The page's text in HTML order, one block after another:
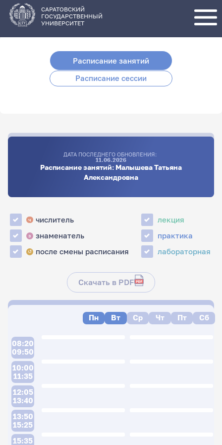
основному
содержанию
САРАТОВСКИЙ
ГОСУДАРСТВЕННЫЙ
УНИВЕРСИТЕТ
Расписание занятий
Расписание сессии
ДАТА ПОСЛЕДНЕГО ОБНОВЛЕНИЯ:
11.06.2026
Расписание занятий: Малышева Татьяна
Александровна
ч числитель
з знаменатель
↺ после смены расписания
лекция
практика
лабораторная
Скачать в PDF
Пн Вт Ср Чт Пт Сб
08:20
09:50
10:00
11:35
12:05
13:40
13:50
15:25
15:35